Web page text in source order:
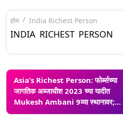
होम India Richest Person
INDIA RICHEST PERSON
Asia’s Richest Person: फोर्ब्सच्या
जागतिक अब्जाधीश 2023 च्या यादीत
Mukesh Ambani 9व्या स्थानावर;
आशियातील सर्वात श्रीमंत व्यक्ती